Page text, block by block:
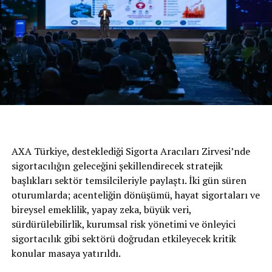
dönemi sonrası yeni normalleşme süreciyle birlikte
gelen bu destekler sektörü rahatlatmıştır. Tedarik
sorununun aşılmasıyla birlikte bu toparlanmanın
etkilerinin devam edeceğini göreceğiz” şeklinde konuştu.
Avrupa Pazarı Daralırken Türkiye Artıyor
Avrupa Birliği, İngiltere ve EFTA
AXA Türkiye, desteklediği Sigorta Aracıları Zirvesi’nde
sigortacılığın geleceğini şekillendirecek stratejik
başlıkları sektör temsilcileriyle paylaştı. İki gün süren
oturumlarda; acenteliğin dönüşümü, hayat sigortaları ve
bireysel emeklilik, yapay zeka, büyük veri,
sürdürülebilirlik, kurumsal risk yönetimi ve önleyici
sigortacılık gibi sektörü doğrudan etkileyecek kritik
konular masaya yatırıldı.